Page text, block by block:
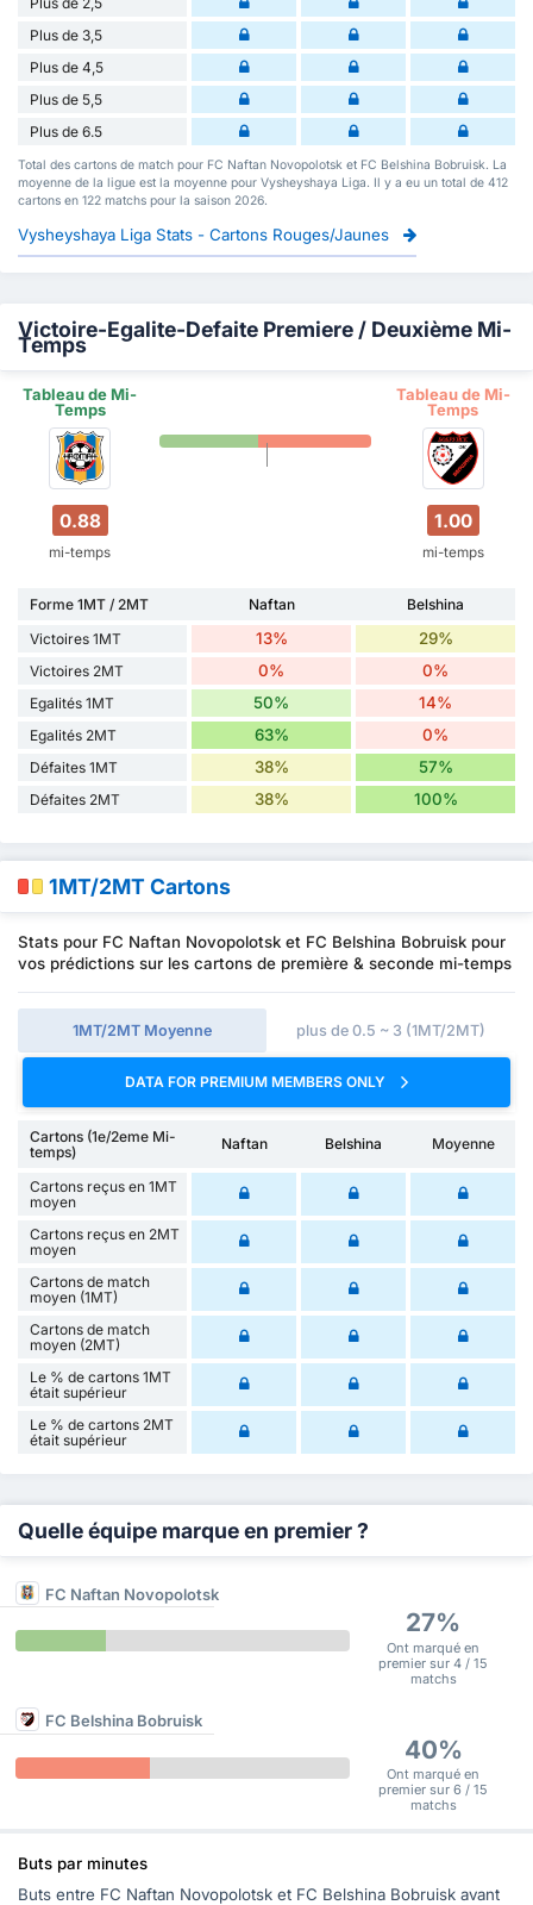
Plus de 3,5
Plus de 4,5
Plus de 5,5
Plus de 6.5
Total des cartons de match pour FC Naftan Novopolotsk et FC Belshina Bobruisk. La
moyenne de la ligue est la moyenne pour Vysheyshaya Liga. Il y a eu un total de 412
cartons en 122 matchs pour la saison 2026.
Vysheyshaya Liga Stats - Cartons Rouges/Jaunes
Victoire-Egalite-Defaite Premiere / Deuxième Mi-
Temps
Tableau de Mi-
Temps
Tableau de Mi-
Temps
0.88
mi-temps
1.00
mi-temps
Forme 1MT / 2MT Naftan
Belshina
Victoires 1MT
13% 29%
Victoires 2MT 0% 0%
Egalités 1MT 50% 14%
Egalités 2MT 63% 0%
Défaites 1MT 38% 57%
Défaites 2MT 38% 100%
1MT/2MT Cartons
Stats pour FC Naftan Novopolotsk et FC Belshina Bobruisk pour
vos prédictions sur les cartons de première & seconde mi-temps
1MT/2MT Moyenne plus de 0.5 ~ 3 (1MT/2MT)
DATA FOR PREMIUM MEMBERS ONLY
Cartons (1e/2eme Mi-
temps)
Naftan Belshina Moyenne
Cartons reçus en 1MT
moyen
Cartons reçus en 2MT
moyen
Cartons de match
moyen (1MT)
Cartons de match
moyen (2MT)
Le % de cartons 1MT
était supérieur
Le % de cartons 2MT
était supérieur
Quelle équipe marque en premier ?
FC Naftan Novopolotsk
27%
Ont marqué en
premier sur 4 / 15
matchs
FC Belshina Bobruisk
40%
Ont marqué en
premier sur 6 / 15
matchs
Buts par minutes
Buts entre FC Naftan Novopolotsk et FC Belshina Bobruisk avant